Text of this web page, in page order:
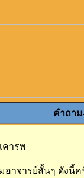
คำถาม
คารพ
อาจารย์สั้นๆ ดังนี้ค